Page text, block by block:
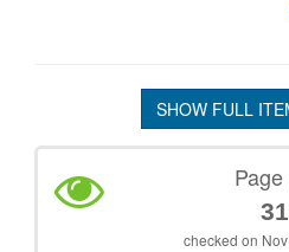
SHOW FULL
checked on